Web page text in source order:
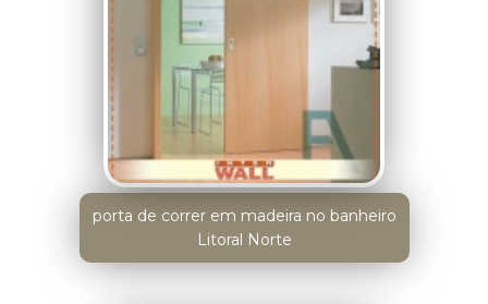
porta de correr em madeira no banheiro
Litoral Norte